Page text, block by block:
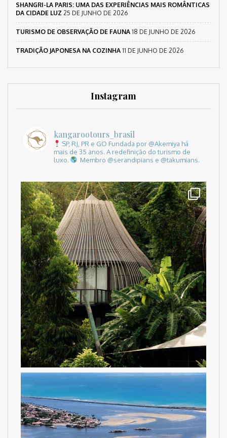
SHANGRI-LA PARIS: UMA DAS EXPERIÊNCIAS MAIS ROMÂNTICAS
DA CIDADE LUZ 25 DE JUNHO DE 2026
TURISMO DE OBSERVAÇÃO DE FAUNA 18 DE JUNHO DE 2026
TRADIÇÃO JAPONESA NA COZINHA 11 DE JUNHO DE 2026
Instagram
kangarootours_brasil
SP, RJ, PR e GO Fundada por @Akemiya há
mais de 35 anos. A redefinição do turismo de
luxo.
Membro @serandipians e @takumians.